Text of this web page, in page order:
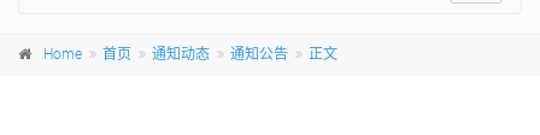
Home 首页 通知动态 通知公告 正文